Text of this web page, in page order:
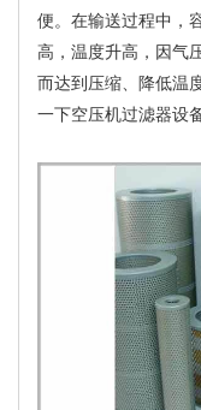
便。在输送过程中，
高，温度升高，因气
而达到压缩、降低温
一下空压机过滤器设